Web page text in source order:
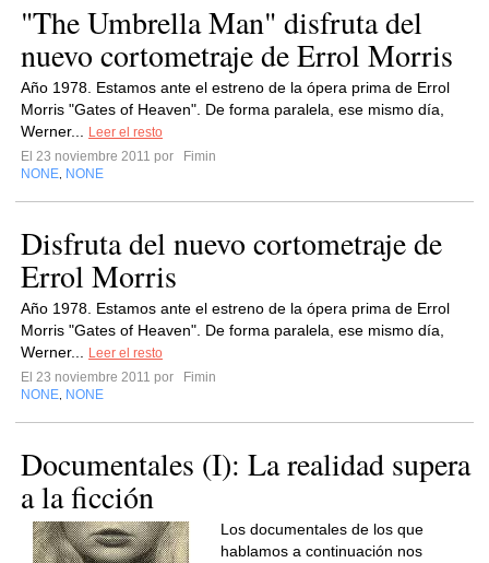
"The Umbrella Man" disfruta del
nuevo cortometraje de Errol Morris
Año 1978. Estamos ante el estreno de la ópera prima de Errol
Morris "Gates of Heaven". De forma paralela, ese mismo día,
Werner...
Leer el resto
El 23 noviembre 2011 por
Fimin
NONE NONE
Disfruta del nuevo cortometraje de
Errol Morris
Año 1978. Estamos ante el estreno de la ópera prima de Errol
Morris "Gates of Heaven". De forma paralela, ese mismo día,
Werner...
Leer el resto
El 23 noviembre 2011 por
Fimin
NONE NONE
Documentales (I): La realidad supera
a la ficción
Los documentales de los que
hablamos a continuación nos